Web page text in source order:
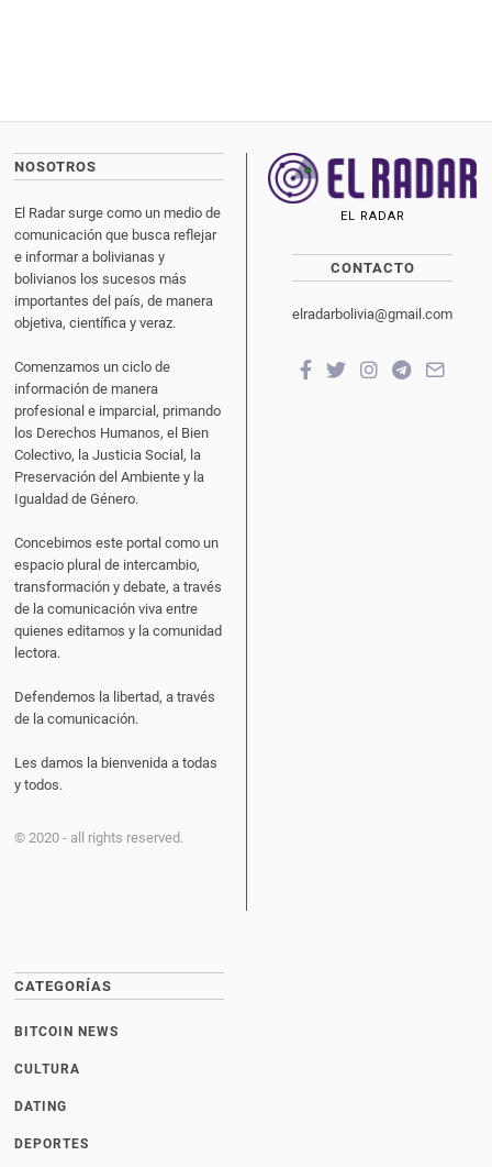
NOSOTROS
El Radar surge como un medio de
comunicación que busca reflejar
e informar a bolivianas y
bolivianos los sucesos más
importantes del país, de manera
objetiva, científica y veraz.
Comenzamos un ciclo de
información de manera
profesional e imparcial, primando
los Derechos Humanos, el Bien
Colectivo, la Justicia Social, la
Preservación del Ambiente y la
Igualdad de Género.
Concebimos este portal como un
espacio plural de intercambio,
transformación y debate, a través
de la comunicación viva entre
quienes editamos y la comunidad
lectora.
Defendemos la libertad, a través
de la comunicación.
Les damos la bienvenida a todas
y todos.
© 2020 - all rights reserved.
EL RADAR
CONTACTO
elradarbolivia@gmail.com
CATEGORÍAS
BITCOIN NEWS
CULTURA
DATING
DEPORTES